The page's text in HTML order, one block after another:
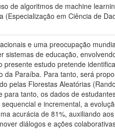
de algoritmos de machine
em Ciência de
e uma preocupação
de educação,
estudo pretende
Paraíba. Para tanto, será
pelas Florestas Aleatórias
tanto, os dados de
e incremental, a
acurácia de 81%, auxiliando
diálogos e ações